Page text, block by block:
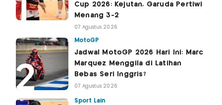
Cup 2026: Kejutan, Garuda Pertiwi
Menang 3-2
07 Agustus 2026
MotoGP
Jadwal MotoGP 2026 Hari Ini: Marc
Marquez Menggila di Latihan
Bebas Seri Inggris?
07 Agustus 2026
Sport Lain